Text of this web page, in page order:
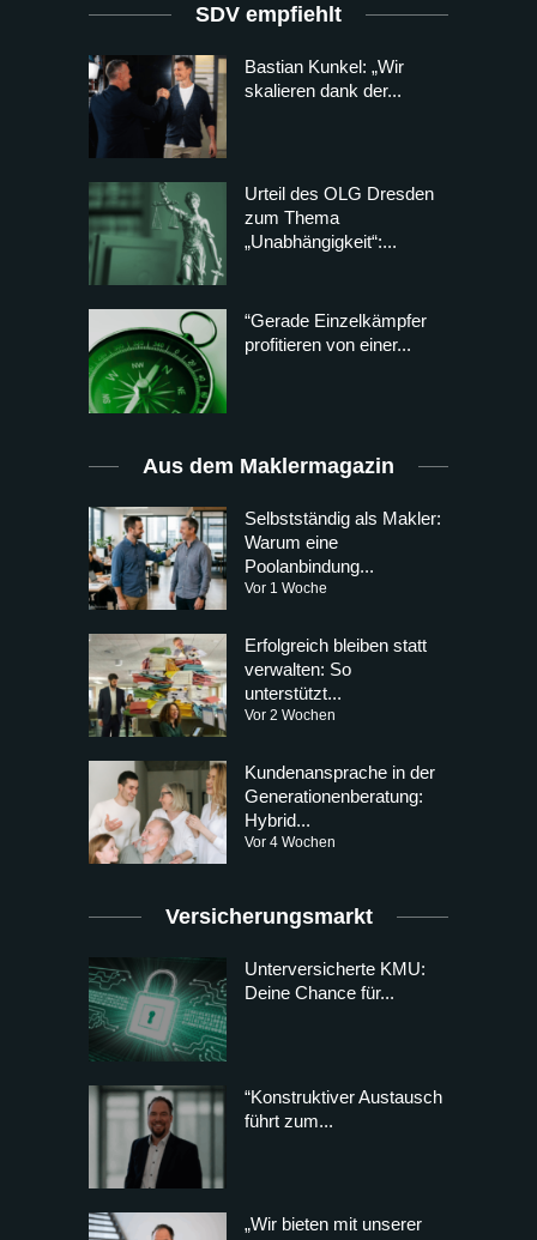
SDV empfiehlt
Bastian Kunkel: „Wir
skalieren dank der...
Urteil des OLG Dresden
zum Thema
„Unabhängigkeit“:...
“Gerade Einzelkämpfer
profitieren von einer...
Aus dem Maklermagazin
Selbstständig als Makler:
Warum eine
Poolanbindung...
Vor 1 Woche
Erfolgreich bleiben statt
verwalten: So
unterstützt...
Vor 2 Wochen
Kundenansprache in der
Generationenberatung:
Hybrid...
Vor 4 Wochen
Versicherungsmarkt
Unterversicherte KMU:
Deine Chance für...
“Konstruktiver Austausch
führt zum...
„Wir bieten mit unserer